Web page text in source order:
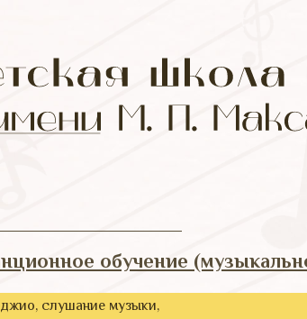
обучение
слушание музыки,